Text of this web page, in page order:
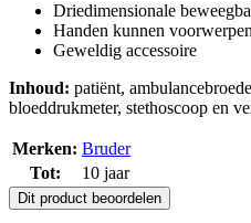
Driedimensionale
Handen kunnen
Geweldig accessoire
Inhoud: patiënt,
bloeddrukmeter, stethoscoop en
Merken: Bruder
Tot:
10 jaar
Dit product beoordelen